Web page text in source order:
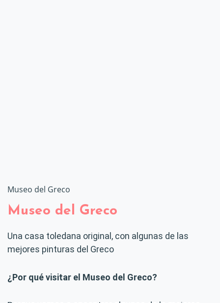
Museo del Greco
Museo del Greco
Una casa toledana original, con algunas de las
mejores pinturas del Greco
¿Por qué visitar el Museo del Greco?